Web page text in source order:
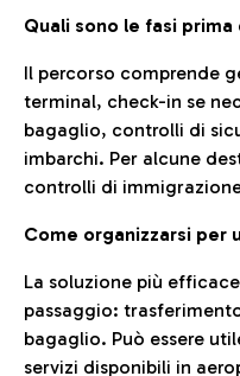
Quali sono le fasi prima
Il percorso comprende
terminal, check-in se
bagaglio, controlli di
imbarchi. Per alcune
controlli di
Come organizzarsi per
La soluzione più
passaggio:
bagaglio. Può essere
servizi disponibili in